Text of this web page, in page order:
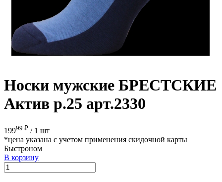
Носки мужские БРЕСТСКИЕ
Актив р.25 арт.2330
19999 ₽ / 1 шт
*цена указана с учетом применения скидочной карты
Быстроном
В корзину